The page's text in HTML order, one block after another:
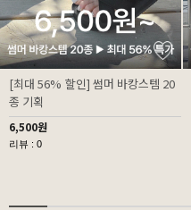
[최대 56% 할인] 썸머 바캉스템 20
종 기획
6,500원
리뷰 : 0